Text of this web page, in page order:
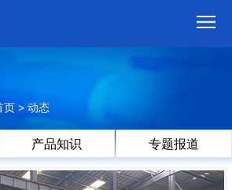
页 > 动态
产品知识 专题报道